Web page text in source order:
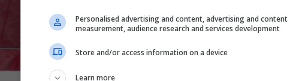
Personalised advertising and content, advertising and content
measurement, audience research and services development
Store and/or access information on a device
Learn more